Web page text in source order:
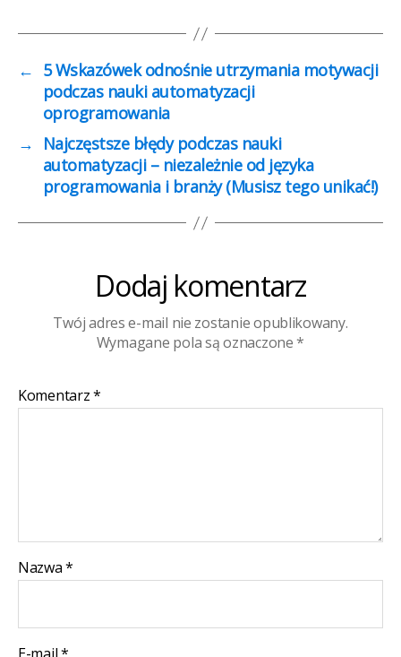
← 5 Wskazówek odnośnie utrzymania motywacji
podczas nauki automatyzacji
oprogramowania
→
Najczęstsze błędy podczas nauki
automatyzacji – niezależnie od języka
programowania i branży (Musisz tego unikać!)
Dodaj komentarz
Twój adres e-mail nie zostanie opublikowany.
Wymagane pola są oznaczone*
Komentarz*
Nazwa*